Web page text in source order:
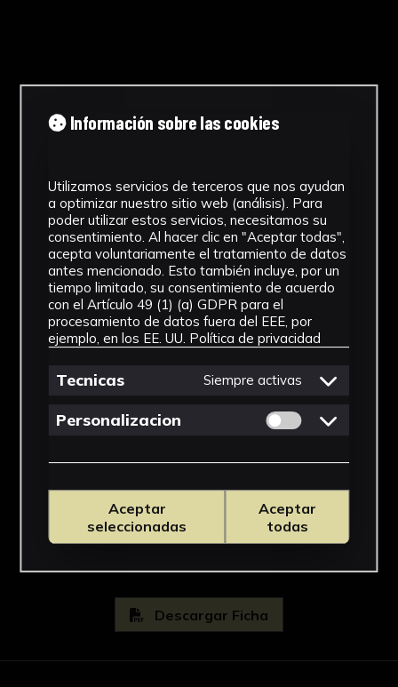
FHEB-03447
Muestra Botánica
Cronología
SF
Fondo
Fondo Herbario
Género
Potentilla
Rosaceae
Ver más
Descargar Ficha
Información sobre las cookies
Utilizamos servicios de terceros que nos ayudan
a optimizar nuestro sitio web (análisis). Para
poder utilizar estos servicios, necesitamos su
consentimiento. Al hacer clic en "Aceptar todas",
acepta voluntariamente el tratamiento de datos
antes mencionado. Esto también incluye, por un
tiempo limitado, su consentimiento de acuerdo
con el Artículo 49 (1) (a) GDPR para el
procesamiento de datos fuera del EEE, por
ejemplo, en los EE. UU. Política de privacidad
Tecnicas Siempre activas
Personalizacion Permitir cookies
Aceptar
seleccionadas
Aceptar
todas